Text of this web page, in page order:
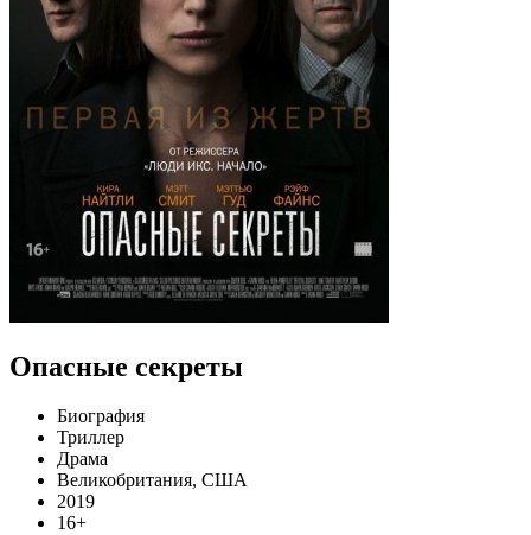
Опасные секреты
Биография
Триллер
Драма
Великобритания, США
2019
16+